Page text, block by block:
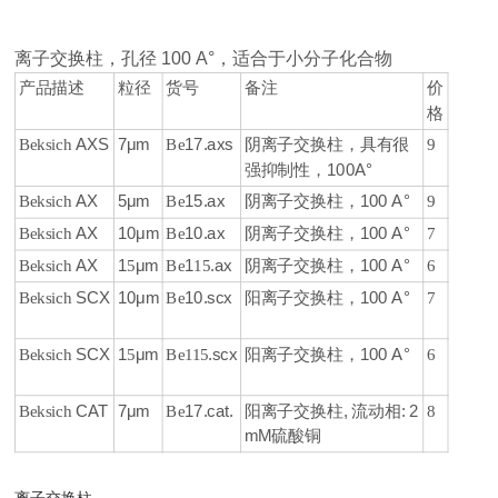
离子交换柱，孔径 100 A°，适合于小分子化合物
产品描述 粒径 货号 备注
价
格
Beksich AXS 7μm Be17.axs
阴离子交换柱，具有很
强抑制性 ， 100A°
9
Beksich AX 5μm Be15.ax 阴离子交换柱 ， 100 A° 9
Beksich AX 10μm Be10.ax 阴离子交换柱 ， 100 A°
7
Beksich AX 1 5μm Be1 15.ax 阴离子交换柱 ， 100 A°
6
Beksich SCX 10μm Be10.scx 阳离子交换柱 ， 100 A° 7
Beksich SCX 1 5μm Be115.scx 阳离子交换柱 ， 100 A° 6
Beksich CAT 7μm Be17.cat. 阳离子交换柱, 流动相: 2
mM硫酸铜
8